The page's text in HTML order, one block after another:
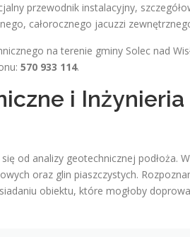
przewodnik instalacyjny,
całorocznego jacuzzi
na terenie gminy Solec nad
570 933 114.
i Inżynieria
od analizy geotechnicznej podłoża. W
oraz glin piaszczystych.
obiektu, które mogłoby